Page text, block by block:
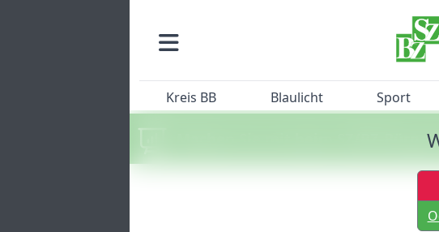
Kreis BB Blaulicht Sport
Machen Sie mit beim SZ/BZ-